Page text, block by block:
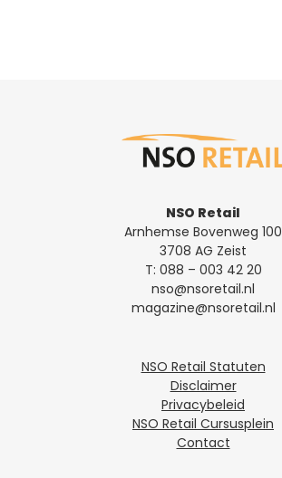
NSO Retail
Arnhemse Bovenweg 100
3708 AG Zeist
T: 088 – 003 42 20
nso@nsoretail.nl
magazine@nsoretail.nl
NSO Retail Statuten
Disclaimer
Privacybeleid
NSO Retail Cursusplein
Contact